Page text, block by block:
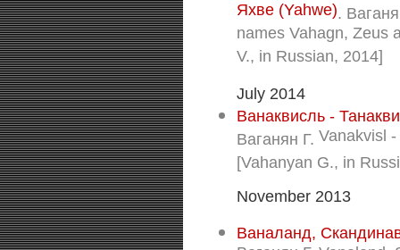
Яхве (Yahwe).
names Vahagn, Zeus
V., in Russian, 2014]
July 2014
Ванаквисль -
Ваганян Г. Vanakvisl
[Vahanyan G., in
November 2013
Ваналанд,